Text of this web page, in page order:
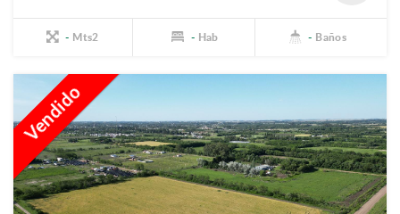
- Mts2 - Hab - Baños
Vendido